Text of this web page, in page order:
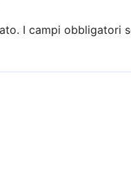
I campi obbligatori